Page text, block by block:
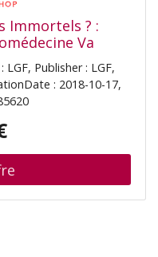
Immortels ? :
Va
Publisher : LGF,
: 2018-10-17,